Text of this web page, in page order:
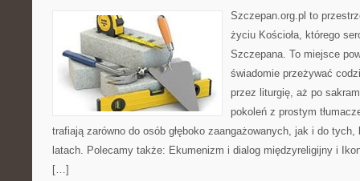
Szczepan.org.pl to
życiu Kościoła, którego
Szczepana. To miejsce
świadomie przeżywać
przez liturgię, aż po
pokoleń z prostym
trafiają zarówno do osób głęboko zaangażowanych, jak i do
latach. Polecamy także: Ekumenizm i dialog międzyreligijny i
[…]